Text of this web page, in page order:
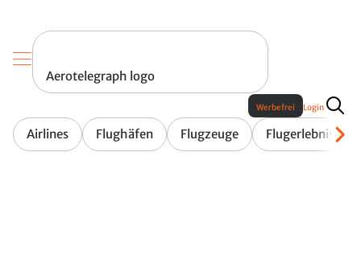
Aerotelegraph logo
Airlines Flughäfen Flugzeuge Flugerlebnis
Werbefrei Login